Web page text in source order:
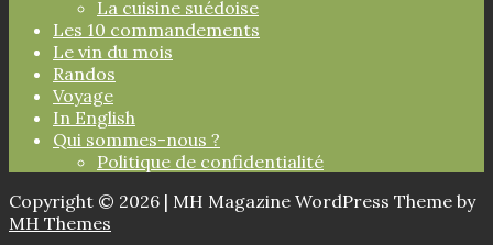
La cuisine suédoise
Les 10 commandements
Le vin du mois
Randos
Voyage
In English
Qui sommes-nous ?
Politique de confidentialité
Copyright © 2026 | MH Magazine WordPress Theme by
MH Themes